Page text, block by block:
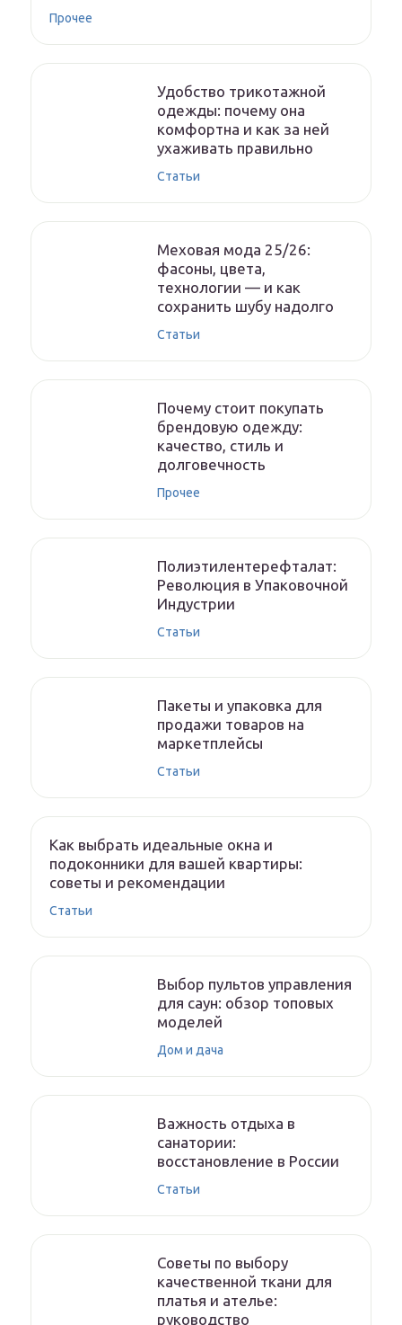
Прочее
Удобство трикотажной
одежды: почему она
комфортна и как за ней
ухаживать правильно
Статьи
Меховая мода 25/26:
фасоны, цвета,
технологии — и как
сохранить шубу надолго
Статьи
Почему стоит покупать
брендовую одежду:
качество, стиль и
долговечность
Прочее
Полиэтилентерефталат:
Революция в Упаковочной
Индустрии
Статьи
Пакеты и упаковка для
продажи товаров на
маркетплейсы
Статьи
Как выбрать идеальные окна и
подоконники для вашей квартиры:
советы и рекомендации
Статьи
Выбор пультов управления
для саун: обзор топовых
моделей
Дом и дача
Важность отдыха в
санатории:
восстановление в России
Статьи
Советы по выбору
качественной ткани для
платья и ателье:
руководство